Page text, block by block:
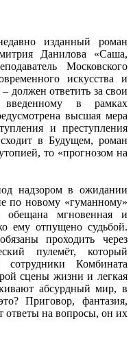
изданный роман
Данилова «Саша,
Московского
искусства и
должен ответить за свои
в рамках
высшая мера
и преступления
в Будущем, роман
то «прогнозом на
надзором в ожидании
по новому «гуманному»
обещана мгновенная и
ему отпущено судьбой.
проходить через
пулемёт, который
Комбината
сцены жизни и легкая
абсурдный мир, в
Приговор, фантазия,
ответы на вопросы, он их